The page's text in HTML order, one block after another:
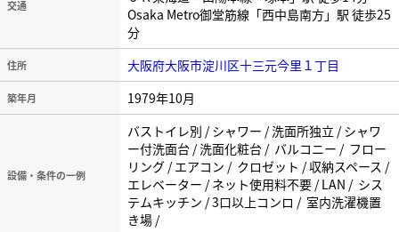
交通
Osaka Metro御堂筋線「西中島南方」駅 徒歩25
分
住所 大阪府大阪市淀川区十三元今里１丁目
築年月 1979年10月
設備・条件の一例
バストイレ別 / シャワー / 洗面所独立 / シャワ
ー付洗面台 / 洗面化粧台 / バルコニー / フロー
リング / エアコン / クロゼット / 収納スペース /
エレベーター / ネット使用料不要 / LAN / シス
テムキッチン / 3口以上コンロ / 室内洗濯機置
き場 /